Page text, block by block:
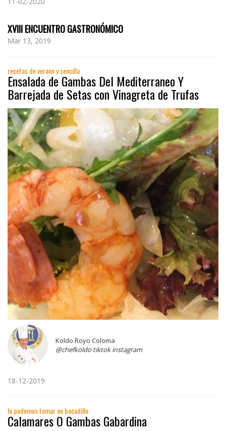
XVIII ENCUENTRO GASTRONÓMICO
Mar 13, 2019
recetas de verano y sencilla
Ensalada de Gambas Del Mediterraneo Y
Barrejada de Setas con Vinagreta de Trufas
Koldo Royo Coloma
@chefkoldo tiktok instagram
18-12-2019
lo podemos tomar en bocadillo
Calamares O Gambas Gabardina